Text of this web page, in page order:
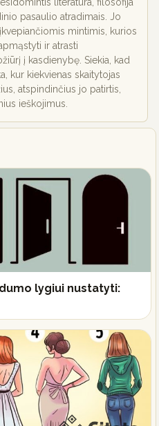
literatūra, filosofija
pasaulio atradimais. Jo
mintimis, kurios
ir atrasti
į kasdienybę. Siekia, kad
kur kiekvienas skaitytojas
atspindinčius jo patirtis,
ieškojimus.
lygiui nustatyti: